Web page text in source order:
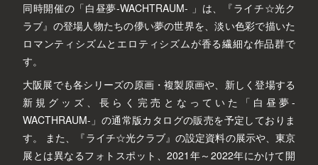
同時開催の「白昼夢-WACHTRAUM- 」は、『ライチ☆光ク
ラブ』の登場人物たちの儚い夢の世界を、淡い色彩で描いた
ロマンティシズムとエロティシズムが香る繊細な作品群で
す。
大阪展でも各シリーズの原画・複製原画や、新しく登場する
新規グッズ、長らく完売となっていた「白昼夢-
WACTHRAUM-」の通常版カタログの販売を予定しておりま
す。 また、『ライチ☆光クラブ』の設定資料の展示や、東京
展とは異なるフォトスポット、2021年～2022年にかけて開